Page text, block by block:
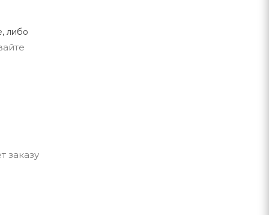
либо
заказу